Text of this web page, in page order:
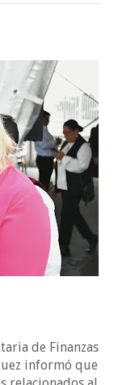
mojado
en Salud para
Miguel Alemán en
JUSTICIA?
Lunes, 10 Agosto
de Finanzas
informó que